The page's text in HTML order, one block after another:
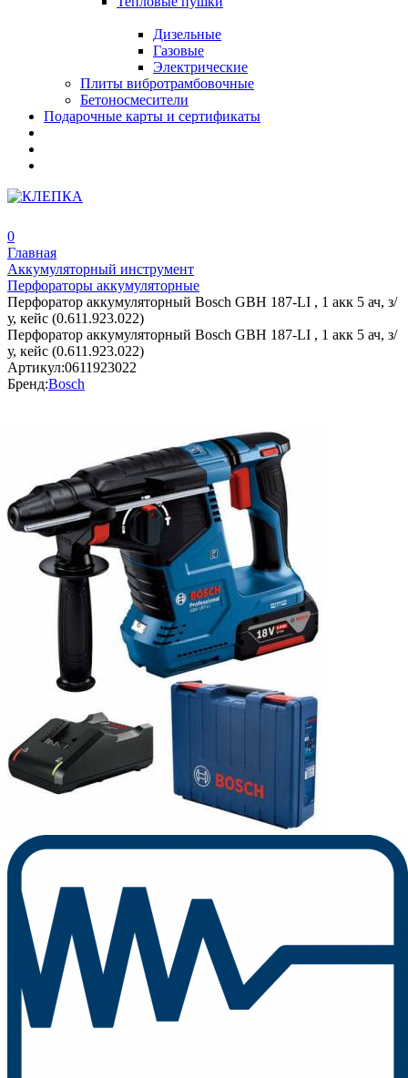
Дизельные
Газовые
Электрические
Плиты вибротрамбовочные
Бетоносмесители
Подарочные карты и сертификаты
0
Главная
Аккумуляторный инструмент
Перфораторы аккумуляторные
Перфоратор аккумуляторный Bosch GBH 187-LI , 1 акк 5 ач, з/
у, кейс (0.611.923.022)
Перфоратор аккумуляторный Bosch GBH 187-LI , 1 акк 5 ач, з/
у, кейс (0.611.923.022)
Артикул:0611923022
Бренд:Bosch